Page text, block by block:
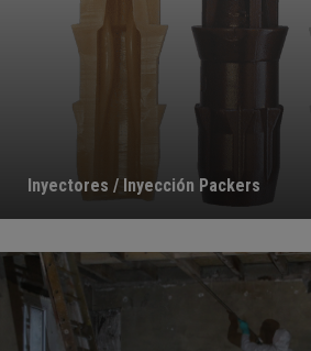
Inyectores / Inyección Packers